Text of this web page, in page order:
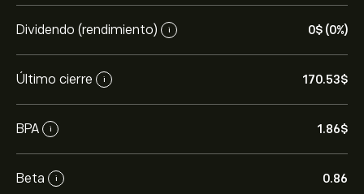
Dividendo (rendimiento) i 0‎$‎ (0%)
Último cierre i 170.53‎$‎
BPA i 1.86‎$‎
Beta i 0.86